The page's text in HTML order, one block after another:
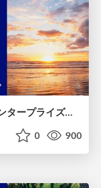
Kubernetesと共にふりかえる! エンタープライズシステムのインフラ設計・テストの進め方大全
0 900